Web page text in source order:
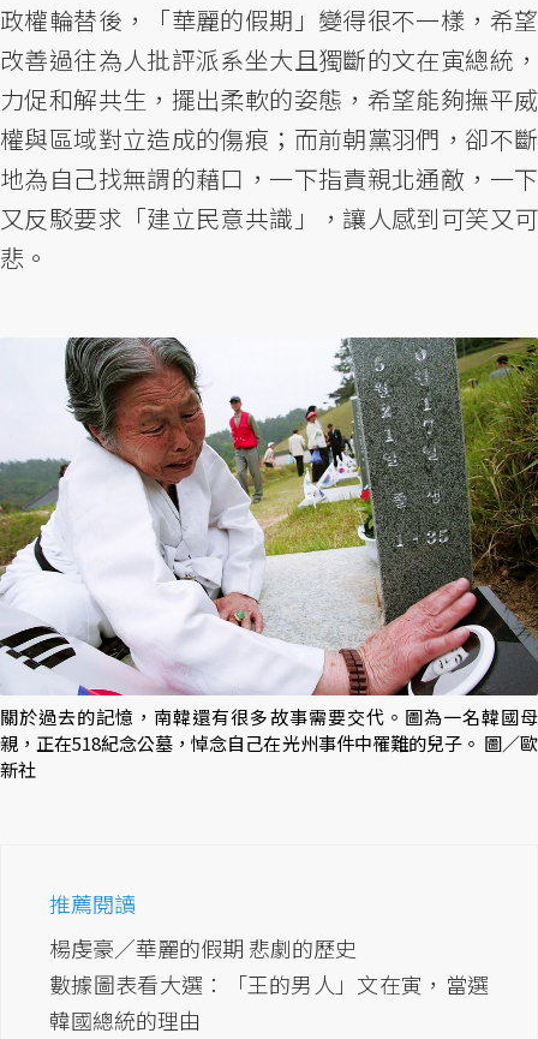
政權輪替後，「華麗的假期」變得很不一樣，希望
改善過往為人批評派系坐大且獨斷的文在寅總統，
力促和解共生，擺出柔軟的姿態，希望能夠撫平威
權與區域對立造成的傷痕；而前朝黨羽們，卻不斷
地為自己找無謂的藉口，一下指責親北通敵，一下
又反駁要求「建立民意共識」，讓人感到可笑又可
悲。
關於過去的記憶，南韓還有很多故事需要交代。圖為一名韓國母
親，正在518紀念公墓，悼念自己在光州事件中罹難的兒子。 圖／歐
新社
推薦閱讀
楊虔豪／華麗的假期 悲劇的歷史
數據圖表看大選：「王的男人」文在寅，當選
韓國總統的理由